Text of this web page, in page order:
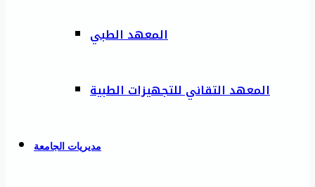
المعهد الطبي
المعهد التقاني للتجهيزات الطبية
مديريات الجامعة